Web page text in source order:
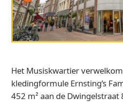
Het Musiskwartier
kledingformule Ernsting’s
452 m² aan de Dwingelstraat